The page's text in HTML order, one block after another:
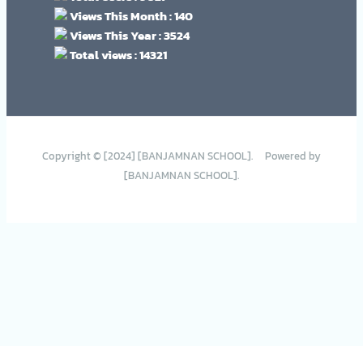
Views This Month : 140
Views This Year : 3524
Total views : 14321
Copyright © [2024] [BANJAMNAN SCHOOL]. Powered by
[BANJAMNAN SCHOOL].